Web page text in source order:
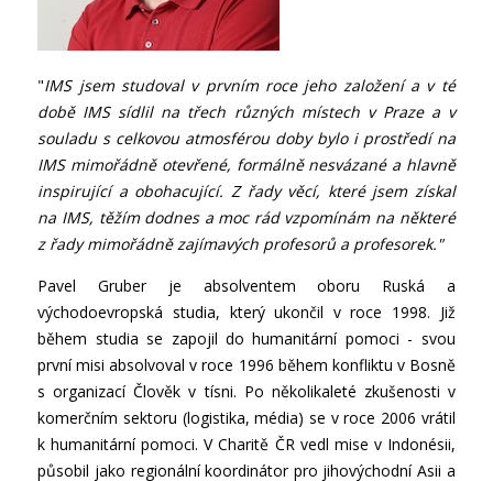
"IMS jsem studoval v prvním roce jeho založení a v té
době IMS sídlil na třech různých místech v Praze a v
souladu s celkovou atmosférou doby bylo i prostředí na
IMS mimořádně otevřené, formálně nesvázané a hlavně
inspirující a obohacující. Z řady věcí, které jsem získal
na IMS, těžím dodnes a moc rád vzpomínám na některé
z řady mimořádně zajímavých profesorů a profesorek."
Pavel Gruber je absolventem oboru Ruská a
východoevropská studia, který ukončil v roce 1998. Již
během studia se zapojil do humanitární pomoci - svou
první misi absolvoval v roce 1996 během konfliktu v Bosně
s organizací Člověk v tísni. Po několikaleté zkušenosti v
komerčním sektoru (logistika, média) se v roce 2006 vrátil
k humanitární pomoci. V Charitě ČR vedl mise v Indonésii,
působil jako regionální koordinátor pro jihovýchodní Asii a